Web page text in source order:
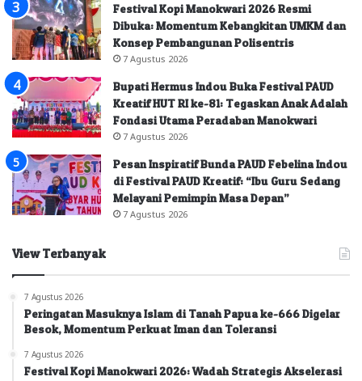
Festival Kopi Manokwari 2026 Resmi
Dibuka: Momentum Kebangkitan UMKM dan
Konsep Pembangunan Polisentris
7 Agustus 2026
Bupati Hermus Indou Buka Festival PAUD
Kreatif HUT RI ke-81: Tegaskan Anak Adalah
Fondasi Utama Peradaban Manokwari
7 Agustus 2026
Pesan Inspiratif Bunda PAUD Febelina Indou
di Festival PAUD Kreatif: “Ibu Guru Sedang
Melayani Pemimpin Masa Depan”
7 Agustus 2026
View Terbanyak
7 Agustus 2026
Peringatan Masuknya Islam di Tanah Papua ke-666 Digelar
Besok, Momentum Perkuat Iman dan Toleransi
7 Agustus 2026
Festival Kopi Manokwari 2026: Wadah Strategis Akselerasi